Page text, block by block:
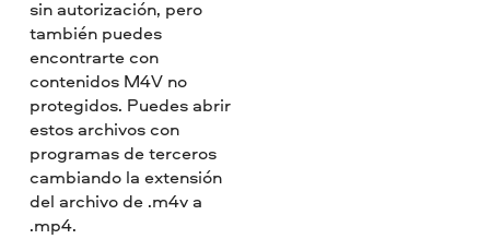
sin autorización, pero
también puedes
encontrarte con
contenidos M4V no
protegidos. Puedes abrir
estos archivos con
programas de terceros
cambiando la extensión
del archivo de .m4v a
.mp4.